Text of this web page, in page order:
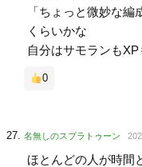
「ちょっと微妙な
くらいかな
自分はサモランも
0
名無しのスプラトゥーン
ほとんどの人が時間